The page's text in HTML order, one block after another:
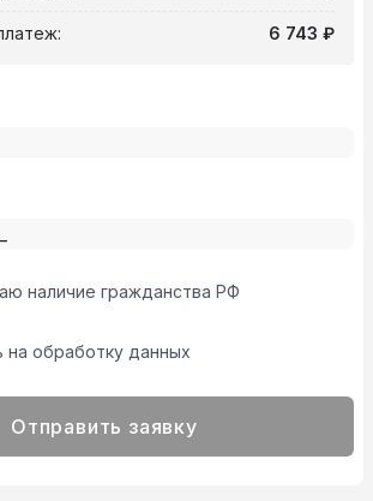
6 743 ₽
наличие гражданства РФ
обработку данных
Отправить заявку